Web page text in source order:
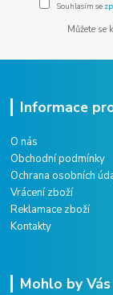
Souhlasím se
Můžete
Informace
O nás
Obchodní podmínky
Ochrana osobních
Vrácení zboží
Reklamace zboží
Kontakty
Mohlo by